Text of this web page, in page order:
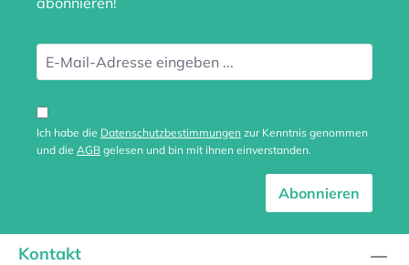
Ich habe die Datenschutzbestimmungen zur Kenntnis genommen
und die AGB gelesen und bin mit ihnen einverstanden.
Abonnieren
Kontakt